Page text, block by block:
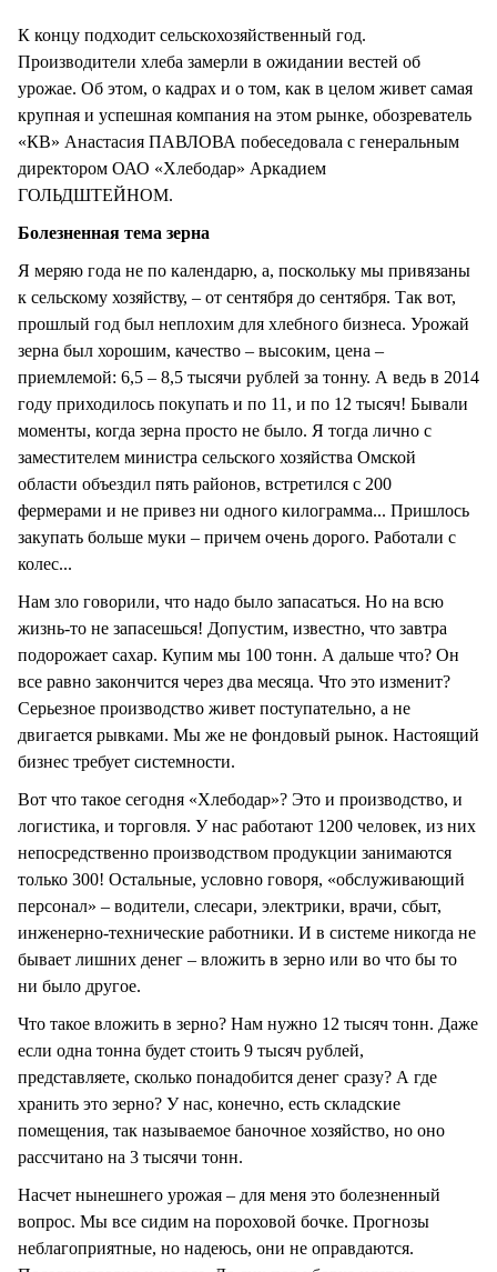
К концу подходит сельскохозяйственный год.
Производители хлеба замерли в ожидании вестей об
урожае. Об этом, о кадрах и о том, как в целом живет самая
крупная и успешная компания на этом рынке, обозреватель
«КВ» Анастасия ПАВЛОВА побеседовала с генеральным
директором ОАО «Хлебодар» Аркадием
ГОЛЬДШТЕЙНОМ.
Болезненная тема зерна
Я меряю года не по календарю, а, поскольку мы привязаны
к сельскому хозяйству, – от сентября до сентября. Так вот,
прошлый год был неплохим для хлебного бизнеса. Урожай
зерна был хорошим, качество – высоким, цена –
приемлемой: 6,5 – 8,5 тысячи рублей за тонну. А ведь в 2014
году приходилось покупать и по 11, и по 12 тысяч! Бывали
моменты, когда зерна просто не было. Я тогда лично с
заместителем министра сельского хозяйства Омской
области объездил пять районов, встретился с 200
фермерами и не привез ни одного килограмма... Пришлось
закупать больше муки – причем очень дорого. Работали с
колес...
Нам зло говорили, что надо было запасаться. Но на всю
жизнь-то не запасешься! Допустим, известно, что завтра
подорожает сахар. Купим мы 100 тонн. А дальше что? Он
все равно закончится через два месяца. Что это изменит?
Серьезное производство живет поступательно, а не
двигается рывками. Мы же не фондовый рынок. Настоящий
бизнес требует системности.
Вот что такое сегодня «Хлебодар»? Это и производство, и
логистика, и торговля. У нас работают 1200 человек, из них
непосредственно производством продукции занимаются
только 300! Остальные, условно говоря, «обслуживающий
персонал» – водители, слесари, электрики, врачи, сбыт,
инженерно-технические работники. И в системе никогда не
бывает лишних денег – вложить в зерно или во что бы то
ни было другое.
Что такое вложить в зерно? Нам нужно 12 тысяч тонн. Даже
если одна тонна будет стоить 9 тысяч рублей,
представляете, сколько понадобится денег сразу? А где
хранить это зерно? У нас, конечно, есть складские
помещения, так называемое баночное хозяйство, но оно
рассчитано на 3 тысячи тонн.
Насчет нынешнего урожая – для меня это болезненный
вопрос. Мы все сидим на пороховой бочке. Прогнозы
неблагоприятные, но надеюсь, они не оправдаются.